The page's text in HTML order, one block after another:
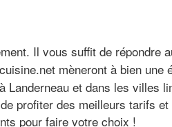
Il vous suffit de répondre
mèneront à bien une
et dans les villes
profiter des meilleurs tarifs et
pour faire votre choix !